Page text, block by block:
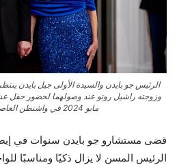
الرئيس جو بايدن والسيدة الأولى جيل بايدن
مايو 2024 في واشنطن العاصمة.
قضى مستشارو جو بايدن سنوات في
الرئيس المسن لا يزال ذكيًا ومناسبًا